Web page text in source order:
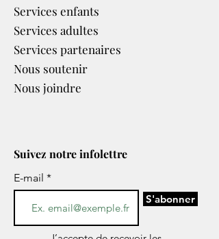
Services enfants
Services adultes
Services partenaires​
Nous soutenir
Nous joindre
Suivez notre infolettre
E-mail
S'abonner